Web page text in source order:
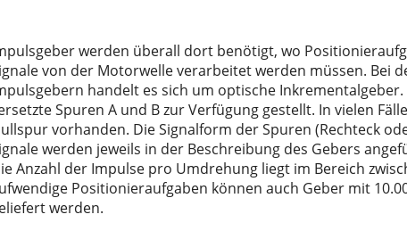
der Serie EY
ETH
/ MISO
60, 80, 100
50, 65, 80, 110
entry level" der Serie LIGHT 30, 50, 80
Transportsysteme
Servomotor)
Kein Trick. Reine Ingenieursleistung.
Sicherheitstechnik
Die grosse Frage: DC- oder BLDC-Motoren?
Neue internationale Wirkungsgradklassen für Motoren
Karriere
werden überall dort benötigt, wo
von der Motorwelle verarbeitet werden müssen. Bei
handelt es sich um optische Inkrementalgeber.
Spuren A und B zur Verfügung gestellt. In vielen
vorhanden. Die Signalform der Spuren (Rechteck
werden jeweils in der Beschreibung des Gebers
Anzahl der Impulse pro Umdrehung liegt im Bereich
Positionieraufgaben können auch Geber mit
werden.